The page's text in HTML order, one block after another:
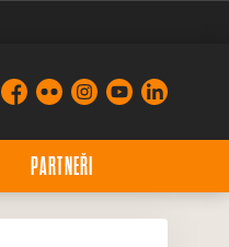
Facebook
FlickrInstagram
YouTubeLinkedIn
PARTNEŘI